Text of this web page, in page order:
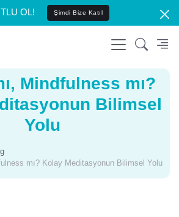
OL! Şimdi Bize Katıl
Mindfulness mı?
Bilimsel
Yolu
mı? Kolay Meditasyonun Bilimsel Yolu